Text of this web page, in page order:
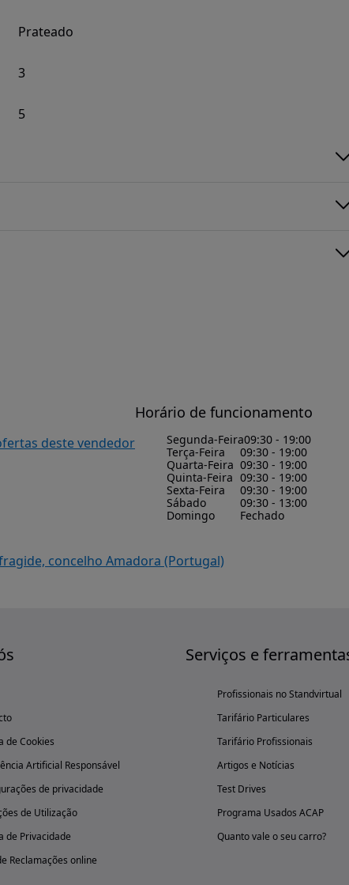
Prateado
3
5
deste vendedor
Horário de funcionamento
Segunda-Feira09:30 - 19:00
Terça-Feira
09:30 - 19:00
Quarta-Feira 09:30 - 19:00
Quinta-Feira 09:30 - 19:00
Sexta-Feira
09:30 - 19:00
Sábado
09:30 - 13:00
Domingo
Fechado
concelho Amadora (Portugal)
de Cookies
Artificial Responsável
de privacidade
de Utilização
de Privacidade
Reclamações online
Serviços e
Profissionais no Standvirtual
Tarifário Particulares
Tarifário Profissionais
Artigos e Notícias
Test Drives
Programa Usados ACAP
Quanto vale o seu carro?